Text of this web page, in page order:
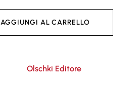
AGGIUNGI AL CARRELLO
Olschki Editore